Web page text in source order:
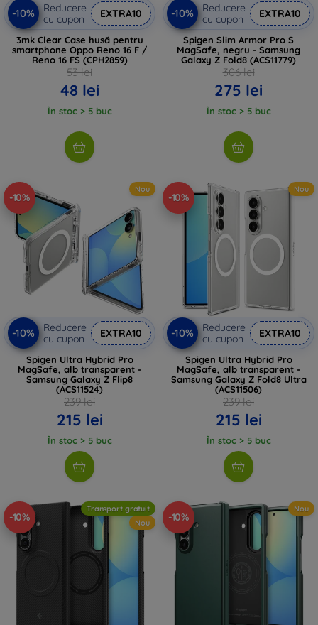
-10%
Reducere
cu cupon
EXTRA10
3mk Clear Case husă pentru
smartphone Oppo Reno 16 F /
Reno 16 FS (CPH2859)
53 lei
48 lei
În stoc > 5 buc
-10%
Reducere
cu cupon
EXTRA10
Spigen Slim Armor Pro S
MagSafe, negru - Samsung
Galaxy Z Fold8 (ACS11779)
306 lei
275 lei
În stoc > 5 buc
-10%
Nou
-10%
Reducere
cu cupon
EXTRA10
Spigen Ultra Hybrid Pro
MagSafe, alb transparent -
Samsung Galaxy Z Flip8
(ACS11524)
239 lei
215 lei
În stoc > 5 buc
-10%
Nou
-10%
Reducere
cu cupon
EXTRA10
Spigen Ultra Hybrid Pro
MagSafe, alb transparent -
Samsung Galaxy Z Fold8 Ultra
(ACS11506)
239 lei
215 lei
În stoc > 5 buc
-10%
Transport gratuit
Nou
-10%
Nou